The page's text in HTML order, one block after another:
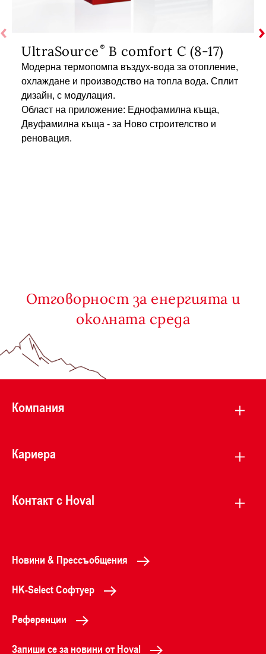
UltraSource B comfort C (8-17)
Модерна термопомпа въздух-вода за отопление,
охлаждане и производство на топла вода. Сплит
дизайн, с модулация.
Област на приложение: Еднофамилна къща,
Двуфамилна къща - за Ново строителство и
реновация.
Отговорност за енергията и
околната среда
Компания
Кариера
Контакт с Hoval
Новини & Прессъобщения
HK-Select Софтуер
Референции
Запиши се за новини от Hoval